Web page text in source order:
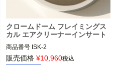
クロームドーム フレイミングス
カル エアクリーナーインサート
商品番号 ISK-2
販売価格 ¥10,960税込